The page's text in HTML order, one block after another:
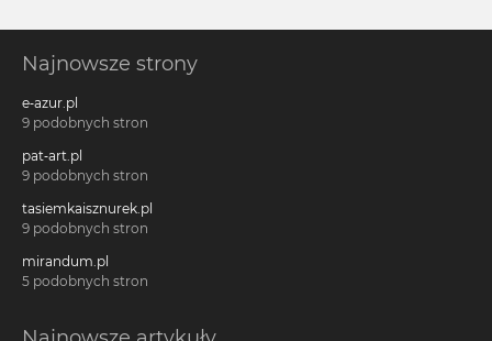
Najnowsze strony
e-azur.pl
9 podobnych stron
pat-art.pl
9 podobnych stron
tasiemkaisznurek.pl
9 podobnych stron
mirandum.pl
5 podobnych stron